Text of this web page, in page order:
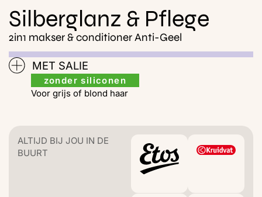
Silberglanz & Pflege
2in1 makser & conditioner Anti-Geel
MET SALIE
zonder siliconen
Voor grijs of blond haar
ALTIJD BIJ JOU IN DE
BUURT